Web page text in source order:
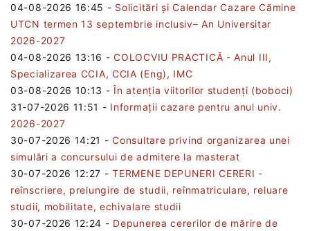
04-08-2026 16:45 - Solicitări și Calendar Cazare Cămine
UTCN termen 13 septembrie inclusiv– An Universitar
2026-2027
04-08-2026 13:16 -COLOCVIU PRACTICĂ - Anul III,
Specializarea CCIA, CCIA (Eng), IMC
03-08-2026 10:13 -În atenția viitorilor studenți (boboci)
31-07-2026 11:51 - Informații cazare pentru anul univ.
2026-2027
30-07-2026 14:21 -Consultare privind organizarea unei
simulări a concursului de admitere la masterat
30-07-2026 12:27 -TERMENE DEPUNERI CERERI -
reînscriere, prelungire de studii, reînmatriculare, reluare
studii, mobilitate, echivalare studii
30-07-2026 12:24 - Depunerea cererilor de mărire de